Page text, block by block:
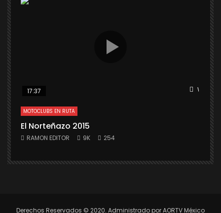
Watch
17:37
MOTOCLUBS EN RUTA
El Norteñazo 2015
RAMON EDITOR 9K 254
Derechos Reservados © 2020. Administrado por AORTV México